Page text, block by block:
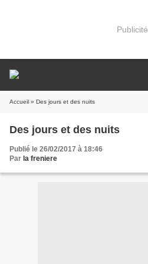
Publicité
Accueil » Des jours et des nuits
Des jours et des nuits
Publié le 26/02/2017 à 18:46
Par la freniere